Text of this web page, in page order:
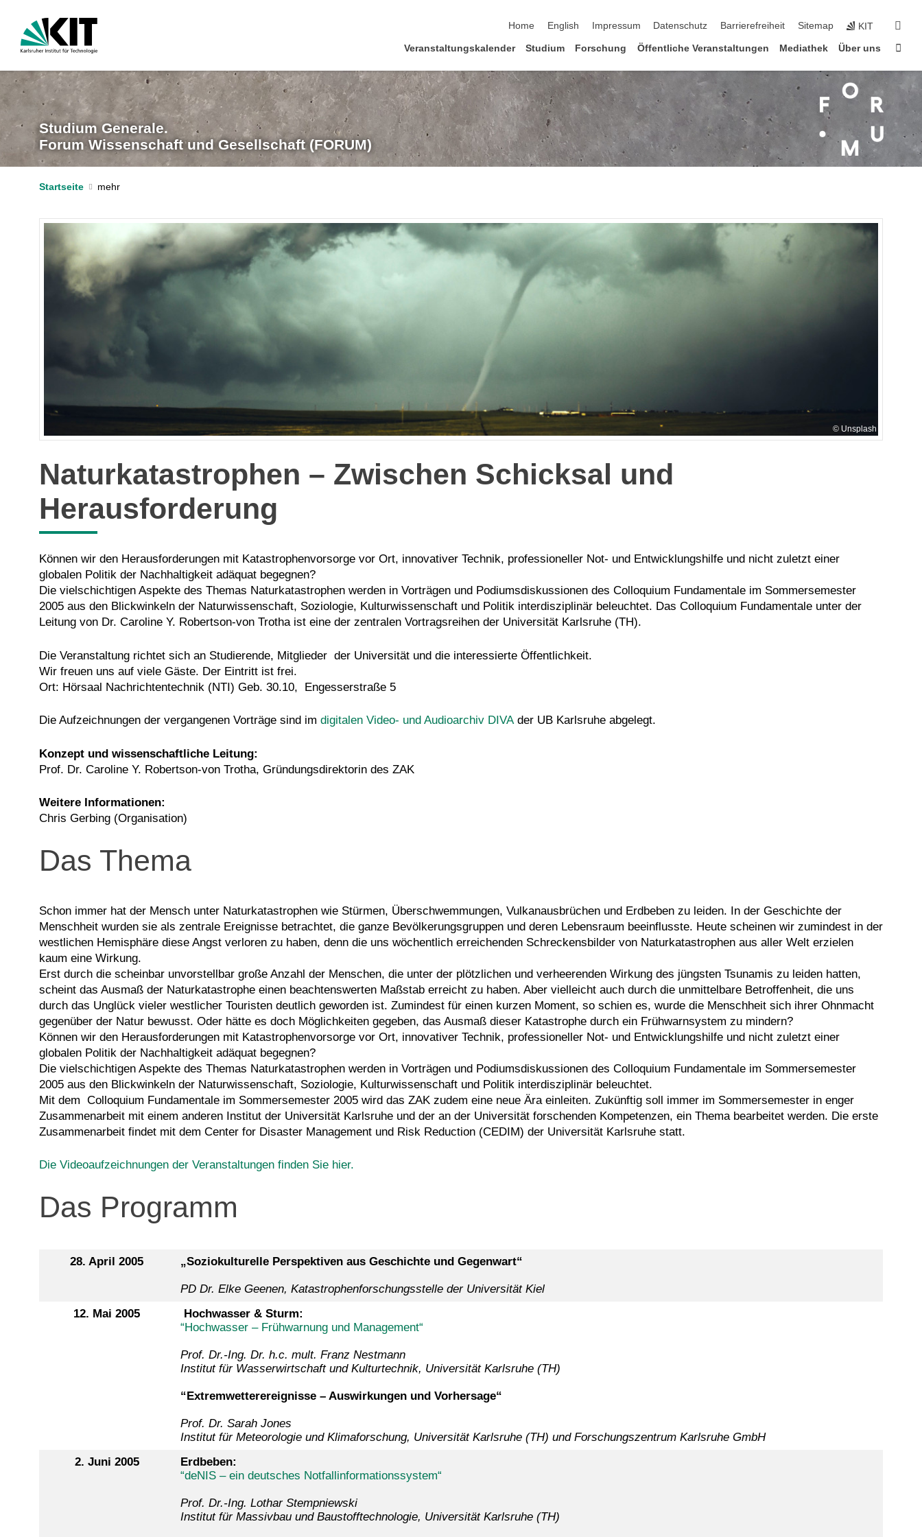
Home
English Impressum Datenschutz Barrierefreiheit Sitemap KIT
Veranstaltungskalender Studium Forschung Öffentliche Veranstaltungen Mediathek Über uns
Studium Generale.
Forum Wissenschaft und Gesellschaft (FORUM)
Startseite
Unsplash
Naturkatastrophen – Zwischen Schicksal und
Herausforderung
Können wir den Herausforderungen mit Katastrophenvorsorge vor Ort, innovativer Technik, professioneller Not- und Entwicklungshilfe und nicht zuletzt einer
globalen Politik der Nachhaltigkeit adäquat begegnen?
Die vielschichtigen Aspekte des Themas Naturkatastrophen werden in Vorträgen und Podiumsdiskussionen des Colloquium Fundamentale im Sommersemester
2005 aus den Blickwinkeln der Naturwissenschaft, Soziologie, Kulturwissenschaft und Politik interdisziplinär beleuchtet. Das Colloquium Fundamentale unter der
Leitung von Dr. Caroline Y. Robertson-von Trotha ist eine der zentralen Vortragsreihen der Universität Karlsruhe (TH).
Die Veranstaltung richtet sich an Studierende, Mitglieder der Universität und die interessierte Öffentlichkeit.
Wir freuen uns auf viele Gäste. Der Eintritt ist frei.
Ort: Hörsaal Nachrichtentechnik (NTI) Geb. 30.10, Engesserstraße 5
Die Aufzeichnungen der vergangenen Vorträge sind im digitalen Video- und Audioarchiv DIVAder UB Karlsruhe abgelegt.
Konzept und wissenschaftliche Leitung:
Prof. Dr. Caroline Y. Robertson-von Trotha, Gründungsdirektorin des ZAK
Weitere Informationen:
Chris Gerbing (Organisation)
Das Thema
Schon immer hat der Mensch unter Naturkatastrophen wie Stürmen, Überschwemmungen, Vulkanausbrüchen und Erdbeben zu leiden. In der Geschichte der
Menschheit wurden sie als zentrale Ereignisse betrachtet, die ganze Bevölkerungsgruppen und deren Lebensraum beeinflusste. Heute scheinen wir zumindest in der
westlichen Hemisphäre diese Angst verloren zu haben, denn die uns wöchentlich erreichenden Schreckensbilder von Naturkatastrophen aus aller Welt erzielen
kaum eine Wirkung.
Erst durch die scheinbar unvorstellbar große Anzahl der Menschen, die unter der plötzlichen und verheerenden Wirkung des jüngsten Tsunamis zu leiden hatten,
scheint das Ausmaß der Naturkatastrophe einen beachtenswerten Maßstab erreicht zu haben. Aber vielleicht auch durch die unmittelbare Betroffenheit, die uns
durch das Unglück vieler westlicher Touristen deutlich geworden ist. Zumindest für einen kurzen Moment, so schien es, wurde die Menschheit sich ihrer Ohnmacht
gegenüber der Natur bewusst. Oder hätte es doch Möglichkeiten gegeben, das Ausmaß dieser Katastrophe durch ein Frühwarnsystem zu mindern?
Können wir den Herausforderungen mit Katastrophenvorsorge vor Ort, innovativer Technik, professioneller Not- und Entwicklungshilfe und nicht zuletzt einer
globalen Politik der Nachhaltigkeit adäquat begegnen?
Die vielschichtigen Aspekte des Themas Naturkatastrophen werden in Vorträgen und Podiumsdiskussionen des Colloquium Fundamentale im Sommersemester
2005 aus den Blickwinkeln der Naturwissenschaft, Soziologie, Kulturwissenschaft und Politik interdisziplinär beleuchtet.
Mit dem Colloquium Fundamentale im Sommersemester 2005 wird das ZAK zudem eine neue Ära einleiten. Zukünftig soll immer im Sommersemester in enger
Zusammenarbeit mit einem anderen Institut der Universität Karlsruhe und der an der Universität forschenden Kompetenzen, ein Thema bearbeitet werden. Die erste
Zusammenarbeit findet mit dem Center for Disaster Management und Risk Reduction (CEDIM) der Universität Karlsruhe statt.
Die Videoaufzeichnungen der Veranstaltungen finden Sie hier.
Das Programm
28. April 2005 „Soziokulturelle Perspektiven aus Geschichte und Gegenwart“
PD Dr. Elke Geenen, Katastrophenforschungsstelle der Universität Kiel
12. Mai 2005
Hochwasser & Sturm:
“Hochwasser – Frühwarnung und Management“
Prof. Dr.-Ing. Dr. h.c. mult. Franz Nestmann
Institut für Wasserwirtschaft und Kulturtechnik, Universität Karlsruhe (TH)
“Extremwetterereignisse – Auswirkungen und Vorhersage“
Prof. Dr. Sarah Jones
Institut für Meteorologie und Klimaforschung, Universität Karlsruhe (TH) und Forschungszentrum Karlsruhe GmbH
2. Juni 2005
Erdbeben:
“deNIS – ein deutsches Notfallinformationssystem“
Prof. Dr.-Ing. Lothar Stempniewski
Institut für Massivbau und Baustofftechnologie, Universität Karlsruhe (TH)